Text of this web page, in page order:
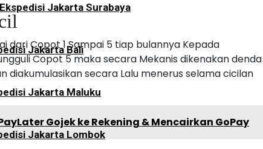
Ekspedisi Jakarta Surabaya
Jakarta Bali
Jakarta Maluku
Jakarta Lombok
dari Copot 1 Sampai 5 tiap bulannya Kepada
Copot 5 maka secara Mekanis dikenakan denda
diakumulasikan secara Lalu menerus selama cicilan
Gojek ke Rekening & Mencairkan GoPay